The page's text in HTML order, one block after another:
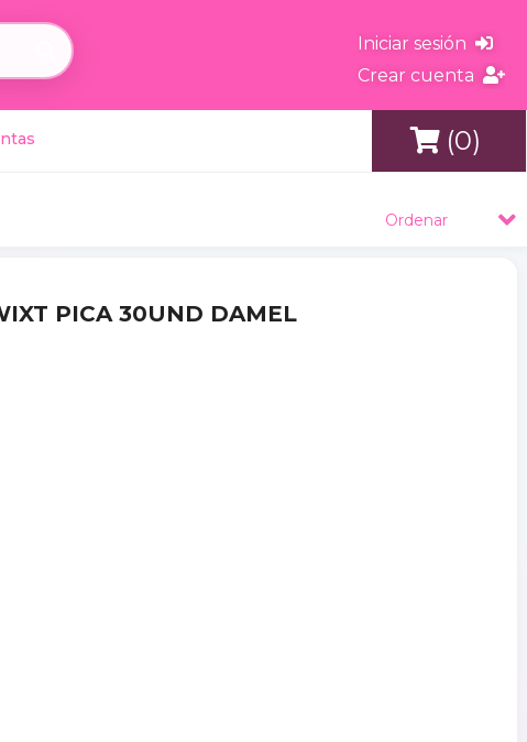
Iniciar sesión
Crear cuenta
(0)
Ordenar
PICA 30UND DAMEL